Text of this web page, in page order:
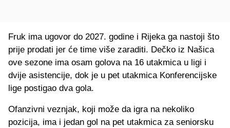
Fruk ima ugovor do 2027. godine i Rijeka ga nastoji što
prije prodati jer će time više zaraditi. Dečko iz Našica
ove sezone ima osam golova na 16 utakmica u ligi i
dvije asistencije, dok je u pet utakmica Konferencijske
lige postigao dva gola.
Ofanzivni veznjak, koji može da igra na nekoliko
pozicija, ima i jedan gol na pet utakmica za seniorsku